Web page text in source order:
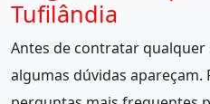
Tufilândia
Antes de contratar qualquer
algumas dúvidas apareçam.